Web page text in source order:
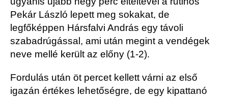
Pekár László lepett meg sokakat, de
legfőképpen Hársfalvi András egy távoli
szabadrúgással, ami után megint a vendégek
neve mellé került az előny (1-2).
Fordulás után öt percet kellett várni az első
igazán értékes lehetőségre, de egy kipattanó